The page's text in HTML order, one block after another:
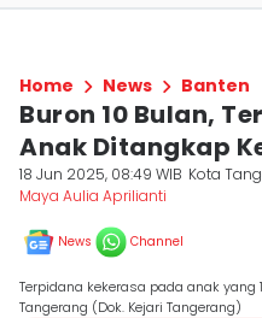
Home News Banten
Buron 10 Bulan,
Anak Ditangkap
18 Jun 2025, 08:49 WIB Kota
Maya Aulia Aprilianti
News Channel
Terpidana kekerasa pada anak
Tangerang (Dok. Kejari Tangerang)